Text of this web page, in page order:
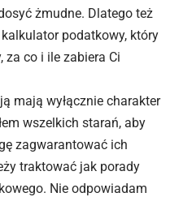
żmudne. Dlatego też
podatkowy, który
za co i ile zabiera Ci
mają wyłącznie charakter
wszelkich starań, aby
zagwarantować ich
traktować jak porady
Nie odpowiadam